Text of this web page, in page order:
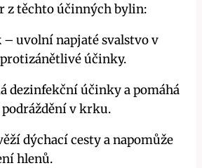
z těchto⁤ účinných bylin:
– uvolní napjaté svalstvo v
účinky.
dezinfekční účinky a ‍pomáhá
v krku.
dýchací cesty a⁤ napomůže
hlenů.